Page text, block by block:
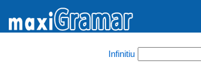
Infinitiu